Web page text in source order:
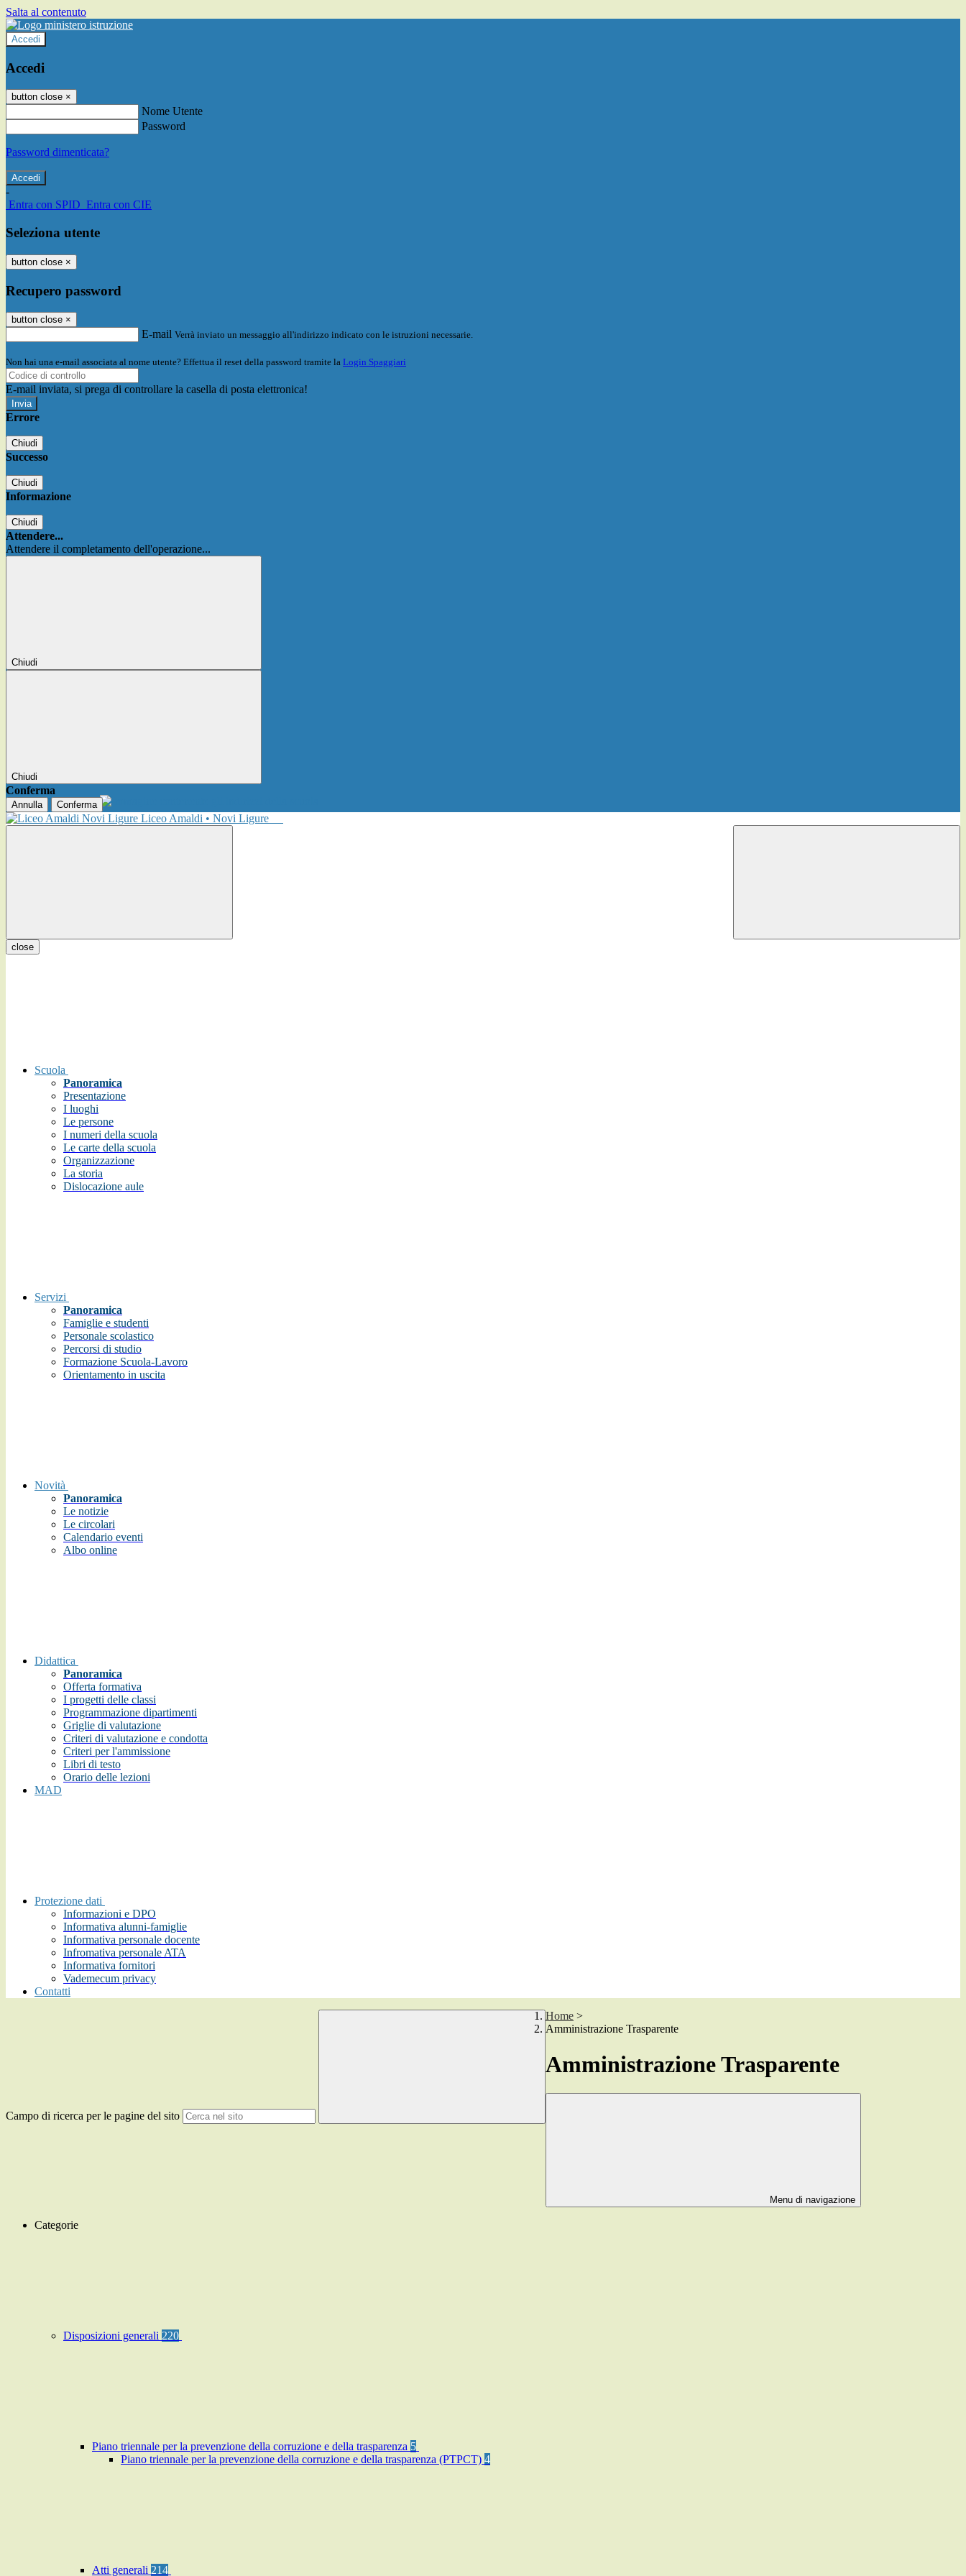
Salta al contenuto
Accedi
Accedi
button close ×
Nome Utente
Password
Password dimenticata?
-
Entra con SPID Entra con CIE
Seleziona utente
button close ×
Recupero password
button close ×
E-mail Verrà inviato un messaggio all'indirizzo indicato con le istruzioni necessarie.
Non hai una e-mail associata al nome utente? Effettua il reset della password tramite la Login Spaggiari
E-mail inviata, si prega di controllare la casella di posta elettronica!
Errore
Chiudi
Successo
Chiudi
Informazione
Chiudi
Attendere...
Attendere il completamento dell'operazione...
Chiudi
Chiudi
Conferma
Annulla Conferma
Liceo Amaldi • Novi Ligure
close
Scuola
Panoramica
Presentazione
I luoghi
Le persone
I numeri della scuola
Le carte della scuola
Organizzazione
La storia
Dislocazione aule
Servizi
Panoramica
Famiglie e studenti
Personale scolastico
Percorsi di studio
Formazione Scuola-Lavoro
Orientamento in uscita
Novità
Panoramica
Le notizie
Le circolari
Calendario eventi
Albo online
Didattica
Panoramica
Offerta formativa
I progetti delle classi
Programmazione dipartimenti
Griglie di valutazione
Criteri di valutazione e condotta
Criteri per l'ammissione
Libri di testo
Orario delle lezioni
MAD
Protezione dati
Informazioni e DPO
Informativa alunni-famiglie
Informativa personale docente
Infromativa personale ATA
Informativa fornitori
Vademecum privacy
Contatti
Campo di ricerca per le pagine del sito
Home >
Amministrazione Trasparente
Amministrazione Trasparente
Menu di navigazione
Categorie
Disposizioni generali 220
Piano triennale per la prevenzione della corruzione e della trasparenza 5
Piano triennale per la prevenzione della corruzione e della trasparenza (PTPCT) 4
Atti generali 214